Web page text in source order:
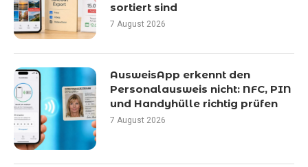
sortiert sind
7 August 2026
AusweisApp erkennt den
Personalausweis nicht: NFC, PIN
und Handyhülle richtig prüfen
7 August 2026